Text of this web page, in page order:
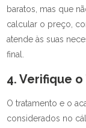
baratos, mas que
calcular o preço,
atende às suas
final.
4. Verifique
O tratamento e o
considerados no